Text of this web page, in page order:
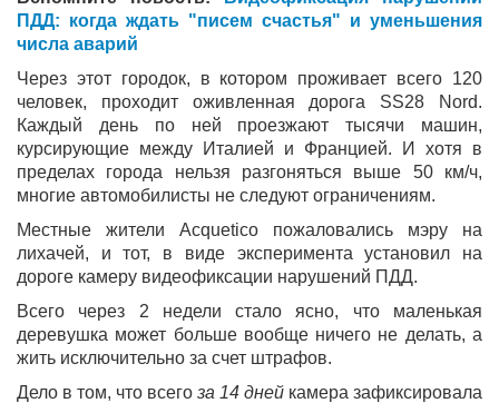
ПДД: когда ждать "писем счастья" и уменьшения
числа аварий
Через этот городок, в котором проживает всего 120
человек, проходит оживленная дорога SS28 Nord.
Каждый день по ней проезжают тысячи машин,
курсирующие между Италией и Францией. И хотя в
пределах города нельзя разгоняться выше 50 км/ч,
многие автомобилисты не следуют ограничениям.
Местные жители Acquetico пожаловались мэру на
лихачей, и тот, в виде эксперимента установил на
дороге камеру видеофиксации нарушений ПДД.
Всего через 2 недели стало ясно, что маленькая
деревушка может больше вообще ничего не делать, а
жить исключительно за счет штрафов.
Дело в том, что всего за 14 дней камера зафиксировала